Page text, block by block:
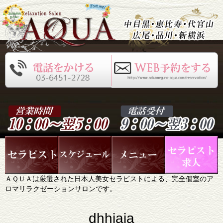
ＡＱＵＡは厳選された日本人美女セラピストによる、完全個室のア
ロマリラクゼーションサロンです。
dhhjaja